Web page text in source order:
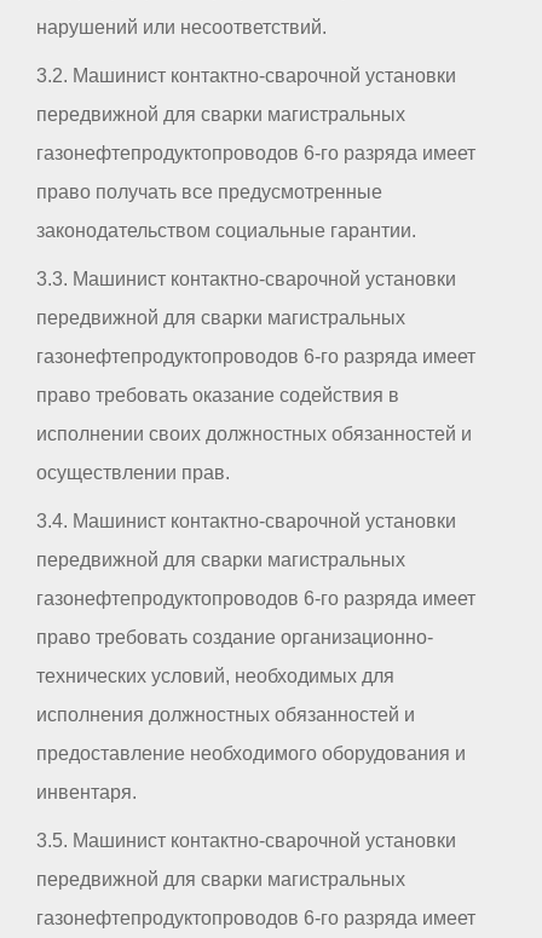
нарушений или несоответствий.
3.2. Машинист контактно-сварочной установки
передвижной для сварки магистральных
газонефтепродуктопроводов 6-го разряда имеет
право получать все предусмотренные
законодательством социальные гарантии.
3.3. Машинист контактно-сварочной установки
передвижной для сварки магистральных
газонефтепродуктопроводов 6-го разряда имеет
право требовать оказание содействия в
исполнении своих должностных обязанностей и
осуществлении прав.
3.4. Машинист контактно-сварочной установки
передвижной для сварки магистральных
газонефтепродуктопроводов 6-го разряда имеет
право требовать создание организационно-
технических условий, необходимых для
исполнения должностных обязанностей и
предоставление необходимого оборудования и
инвентаря.
3.5. Машинист контактно-сварочной установки
передвижной для сварки магистральных
газонефтепродуктопроводов 6-го разряда имеет